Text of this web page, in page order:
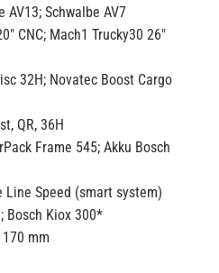
AV13; Schwalbe AV7
CNC; Mach1 Trucky30 26″
32H; Novatec Boost Cargo
QR, 36H
Frame 545; Akku Bosch
Line Speed (smart system)
Bosch Kiox 300*
mm